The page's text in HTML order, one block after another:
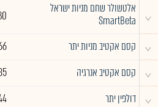
^
אלטשולר שחם מניות ישראל
SmartBeta
^ קסם אקטיב מניות יתר
^ קסם אקטיב אנרגיה
^ דולפין יתר